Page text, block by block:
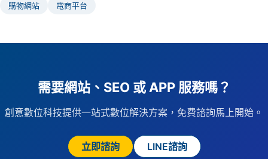
購物網站
電商平台
需要網站、SEO 或 APP 服務嗎？
創意數位科技提供一站式數位解決方案，免費諮詢馬上開始。
立即諮詢 LINE諮詢